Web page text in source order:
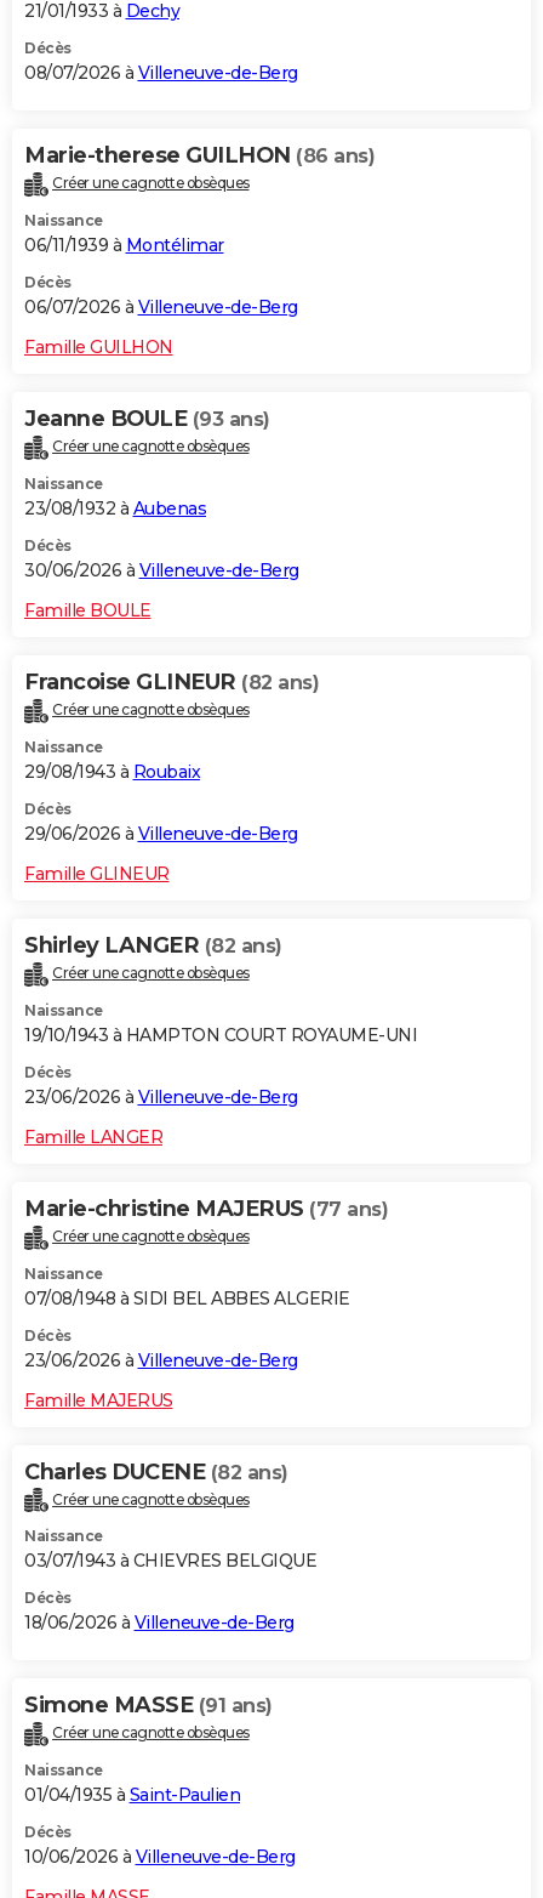
21/01/1933 à Dechy
Décès
08/07/2026 à Villeneuve-de-Berg
Marie-therese GUILHON (86 ans)
Créer une cagnotte obsèques
Naissance
06/11/1939 à Montélimar
Décès
06/07/2026 à Villeneuve-de-Berg
Famille GUILHON
Jeanne BOULE (93 ans)
Créer une cagnotte obsèques
Naissance
23/08/1932 à Aubenas
Décès
30/06/2026 à Villeneuve-de-Berg
Famille BOULE
Francoise GLINEUR (82 ans)
Créer une cagnotte obsèques
Naissance
29/08/1943 à Roubaix
Décès
29/06/2026 à Villeneuve-de-Berg
Famille GLINEUR
Shirley LANGER (82 ans)
Créer une cagnotte obsèques
Naissance
19/10/1943 à HAMPTON COURT ROYAUME-UNI
Décès
23/06/2026 à Villeneuve-de-Berg
Famille LANGER
Marie-christine MAJERUS (77 ans)
Créer une cagnotte obsèques
Naissance
07/08/1948 à SIDI BEL ABBES ALGERIE
Décès
23/06/2026 à Villeneuve-de-Berg
Famille MAJERUS
Charles DUCENE (82 ans)
Créer une cagnotte obsèques
Naissance
03/07/1943 à CHIEVRES BELGIQUE
Décès
18/06/2026 à Villeneuve-de-Berg
Simone MASSE (91 ans)
Créer une cagnotte obsèques
Naissance
01/04/1935 à Saint-Paulien
Décès
10/06/2026 à Villeneuve-de-Berg